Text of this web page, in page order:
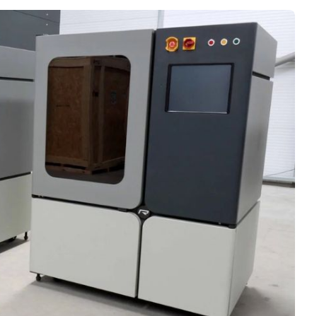
Logiciels 3D
Matériaux
Scanners 3D
Vidéos